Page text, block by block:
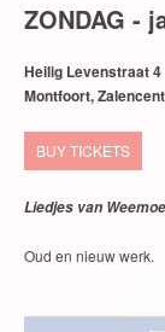
ZONDAG -
Heilig Levenstraat 4
Montfoort,
BUY TICKETS
Liedjes van
Oud en nieuw werk.